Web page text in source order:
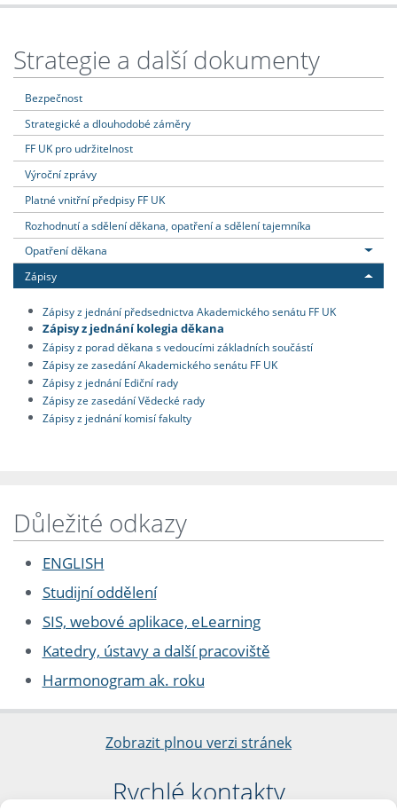
Strategie a další dokumenty
Bezpečnost
Strategické a dlouhodobé záměry
FF UK pro udržitelnost
Výroční zprávy
Platné vnitřní předpisy FF UK
Rozhodnutí a sdělení děkana, opatření a sdělení tajemníka
Opatření děkana
Zápisy
Zápisy z jednání předsednictva Akademického senátu FF UK
Zápisy z jednání kolegia děkana
Zápisy z porad děkana s vedoucími základních součástí
Zápisy ze zasedání Akademického senátu FF UK
Zápisy z jednání Ediční rady
Zápisy ze zasedání Vědecké rady
Zápisy z jednání komisí fakulty
Důležité odkazy
ENGLISH
Studijní oddělení
SIS, webové aplikace, eLearning
Katedry, ústavy a další pracoviště
Harmonogram ak. roku
Zobrazit plnou verzi stránek
Rychlé kontakty